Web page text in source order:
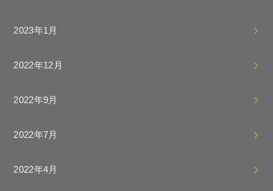
2023年1月
2022年12月
2022年9月
2022年7月
2022年4月